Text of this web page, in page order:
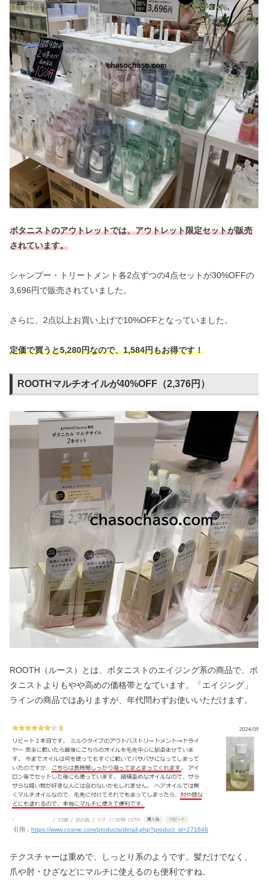
ボタニストのアウトレットでは、アウトレット限定セットが販売
されています。
シャンプー・トリートメント各2点ずつの4点セットが30%OFFの
3,696円で販売されていました。
さらに、2点以上お買い上げで10%OFFとなっていました。
定価で買うと5,280円なので、1,584円もお得です！
ROOTHマルチオイルが40%OFF（2,376円）
ROOTH（ルース）とは、ボタニストのエイジング系の商品で、ボ
タニストよりもやや高めの価格帯となています。「エイジング」
ラインの商品ではありますが、年代問わずお使いいただけます。
引用： https://www.cosme.com/products/detail.php?product_id=271646
テクスチャーは重めで、しっとり系のようです。髪だけでなく、
爪や肘・ひざなどにマルチに使えるのも便利ですね。